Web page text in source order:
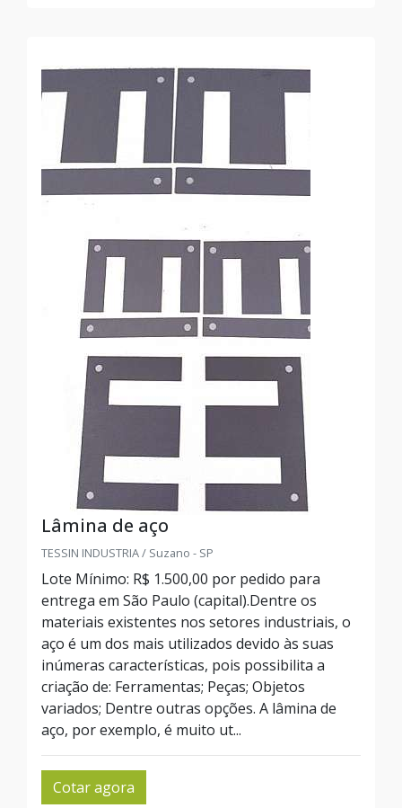
Lâmina de aço
TESSIN INDUSTRIA / Suzano - SP
Lote Mínimo: R$ 1.500,00 por pedido para
entrega em São Paulo (capital).Dentre os
materiais existentes nos setores industriais, o
aço é um dos mais utilizados devido às suas
inúmeras características, pois possibilita a
criação de: Ferramentas; Peças; Objetos
variados; Dentre outras opções. A lâmina de
aço, por exemplo, é muito ut...
Cotar agora